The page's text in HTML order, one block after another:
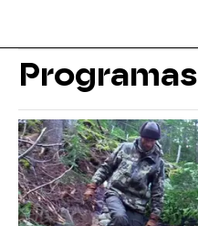
Programas